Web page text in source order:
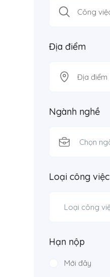
Địa điểm
Ngành nghề
Loại công việc
Hạn nộp
Mới đây